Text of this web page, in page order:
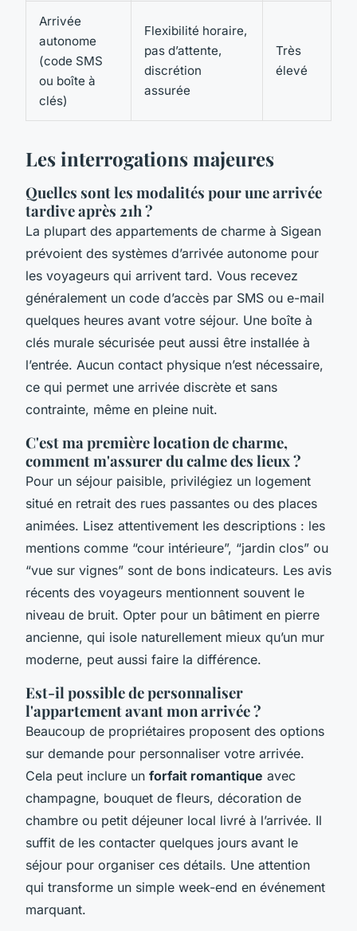
Arrivée
autonome
(code SMS
ou boîte à
clés)
Flexibilité horaire,
pas d’attente,
discrétion
assurée
Très
élevé
Les interrogations majeures
Quelles sont les modalités pour une arrivée
tardive après 21h ?
La plupart des appartements de charme à Sigean
prévoient des systèmes d’arrivée autonome pour
les voyageurs qui arrivent tard. Vous recevez
généralement un code d’accès par SMS ou e-mail
quelques heures avant votre séjour. Une boîte à
clés murale sécurisée peut aussi être installée à
l’entrée. Aucun contact physique n’est nécessaire,
ce qui permet une arrivée discrète et sans
contrainte, même en pleine nuit.
C'est ma première location de charme,
comment m'assurer du calme des lieux ?
Pour un séjour paisible, privilégiez un logement
situé en retrait des rues passantes ou des places
animées. Lisez attentivement les descriptions : les
mentions comme “cour intérieure”, “jardin clos” ou
“vue sur vignes” sont de bons indicateurs. Les avis
récents des voyageurs mentionnent souvent le
niveau de bruit. Opter pour un bâtiment en pierre
ancienne, qui isole naturellement mieux qu’un mur
moderne, peut aussi faire la différence.
Est-il possible de personnaliser
l'appartement avant mon arrivée ?
Beaucoup de propriétaires proposent des options
sur demande pour personnaliser votre arrivée.
Cela peut inclure un forfait romantique avec
champagne, bouquet de fleurs, décoration de
chambre ou petit déjeuner local livré à l’arrivée. Il
suffit de les contacter quelques jours avant le
séjour pour organiser ces détails. Une attention
qui transforme un simple week-end en événement
marquant.